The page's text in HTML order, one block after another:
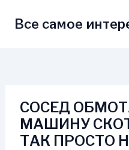
Все самое
СОСЕД
МАШИНУ
ТАК ПРОСТО